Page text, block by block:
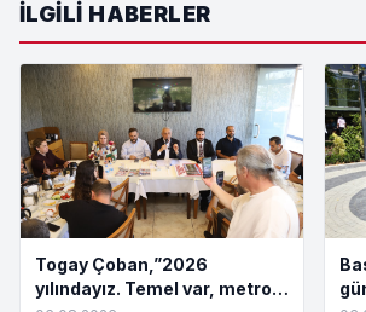
İLGILI HABERLER
Togay Çoban,”2026
yılındayız. Temel var, metro